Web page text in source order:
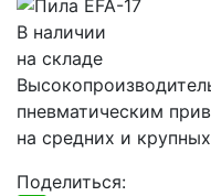
В наличии
на складе
пневматическим
на средних и
Поделиться: